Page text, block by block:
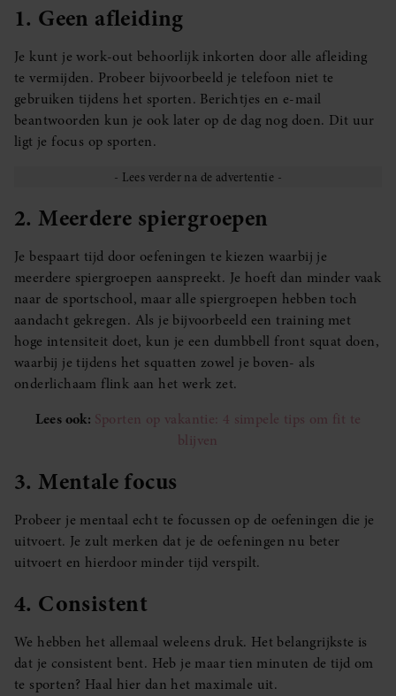
1. Geen afleiding
Je kunt je work-out behoorlijk inkorten door alle afleiding
te vermijden. Probeer bijvoorbeeld je telefoon niet te
gebruiken tijdens het sporten. Berichtjes en e-mail
beantwoorden kun je ook later op de dag nog doen. Dit uur
ligt je focus op sporten.
2. Meerdere spiergroepen
Je bespaart tijd door oefeningen te kiezen waarbij je
meerdere spiergroepen aanspreekt. Je hoeft dan minder vaak
naar de sportschool, maar alle spiergroepen hebben toch
aandacht gekregen. Als je bijvoorbeeld een training met
hoge intensiteit doet, kun je een dumbbell front squat doen,
waarbij je tijdens het squatten zowel je boven- als
onderlichaam flink aan het werk zet.
Lees ook: Sporten op vakantie: 4 simpele tips om fit te
blijven
3. Mentale focus
Probeer je mentaal echt te focussen op de oefeningen die je
uitvoert. Je zult merken dat je de oefeningen nu beter
uitvoert en hierdoor minder tijd verspilt.
4. Consistent
We hebben het allemaal weleens druk. Het belangrijkste is
dat je consistent bent. Heb je maar tien minuten de tijd om
te sporten? Haal hier dan het maximale uit.